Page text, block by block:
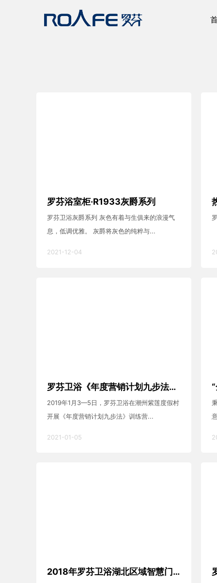
罗芬浴室柜·R1933灰爵系列
罗芬卫浴灰爵系列 灰色有着与生俱来的浪漫气
息，低调优雅。 灰爵将灰色的纯粹与...
2021-12-04
罗芬卫浴《年度营销计划九步法》训练营活动成功举办
2019年1月3—5日，罗芬卫浴在潮州紫莲度假村
开展《年度营销计划九步法》训练营...
2021-01-05
2018年罗芬卫浴湖北区域智慧门店选商会圆满落幕！